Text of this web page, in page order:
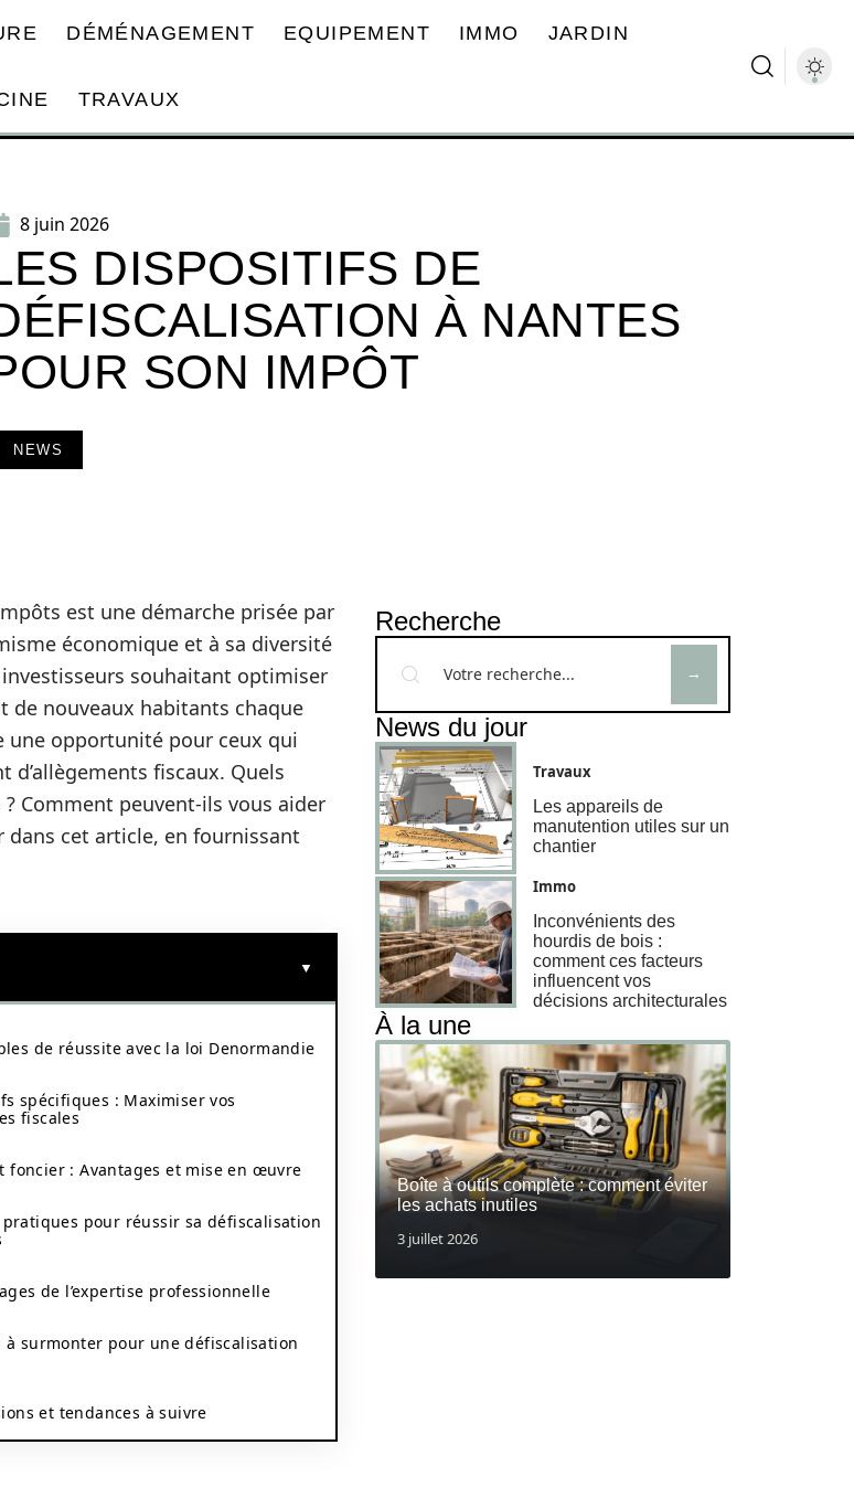
DÉMÉNAGEMENT EQUIPEMENT IMMO JARDIN
TRAVAUX
8 juin 2026
DISPOSITIFS DE
À NANTES
SON IMPÔT
NEWS
est une démarche prisée par
économique et à sa diversité
souhaitant optimiser
de nouveaux habitants chaque
une opportunité pour ceux qui
fiscaux. Quels
Comment peuvent-ils vous aider
dans cet article, en fournissant
de réussite avec la loi Denormandie
spécifiques : Maximiser vos
fiscales
foncier : Avantages et mise en œuvre
pratiques pour réussir sa défiscalisation
de l’expertise professionnelle
à surmonter pour une défiscalisation
et tendances à suivre
Recherche
News du jour
Travaux
Les appareils de
manutention utiles sur un
chantier
Immo
Inconvénients des
hourdis de bois :
comment ces facteurs
influencent vos
décisions architecturales
À la une
Boîte à outils complète : comment éviter
les achats inutiles
3 juillet 2026